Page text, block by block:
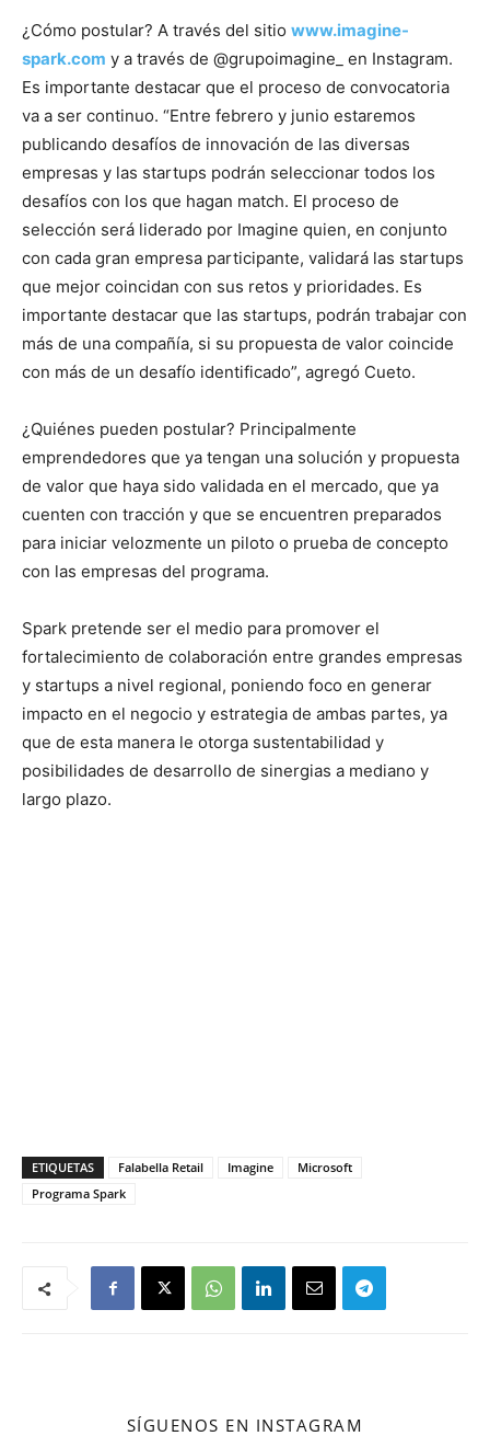
¿Cómo postular? A través del sitio www.imagine-
spark.com y a través de @grupoimagine_ en Instagram.
Es importante destacar que el proceso de convocatoria
va a ser continuo. “Entre febrero y junio estaremos
publicando desafíos de innovación de las diversas
empresas y las startups podrán seleccionar todos los
desafíos con los que hagan match. El proceso de
selección será liderado por Imagine quien, en conjunto
con cada gran empresa participante, validará las startups
que mejor coincidan con sus retos y prioridades. Es
importante destacar que las startups, podrán trabajar con
más de una compañía, si su propuesta de valor coincide
con más de un desafío identificado”, agregó Cueto.
¿Quiénes pueden postular? Principalmente
emprendedores que ya tengan una solución y propuesta
de valor que haya sido validada en el mercado, que ya
cuenten con tracción y que se encuentren preparados
para iniciar velozmente un piloto o prueba de concepto
con las empresas del programa.
Spark pretende ser el medio para promover el
fortalecimiento de colaboración entre grandes empresas
y startups a nivel regional, poniendo foco en generar
impacto en el negocio y estrategia de ambas partes, ya
que de esta manera le otorga sustentabilidad y
posibilidades de desarrollo de sinergias a mediano y
largo plazo.
ETIQUETAS Falabella Retail Imagine
Microsoft
Programa Spark
SÍGUENOS EN INSTAGRAM